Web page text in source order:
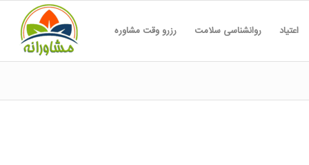
اعتیاد روانشناسی سلامت رزرو وقت مشاوره